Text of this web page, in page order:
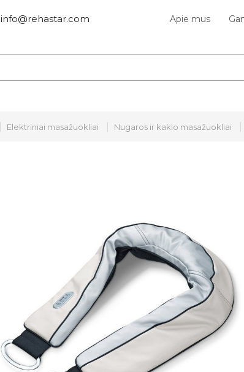
info@rehastar.com Apie mus
Elektriniai masažuokliai Nugaros ir kaklo masažuokliai